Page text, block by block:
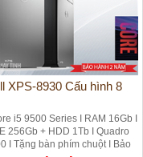
XPS-8930 Cấu hình 8
i5 9500 Series I RAM 16Gb I
256Gb + HDD 1Tb I Quadro
I Tặng bàn phím chuột I Bảo